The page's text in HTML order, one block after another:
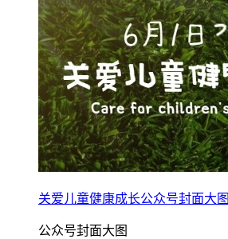
关爱儿童健康成长公众号封面大图
公众号封面大图